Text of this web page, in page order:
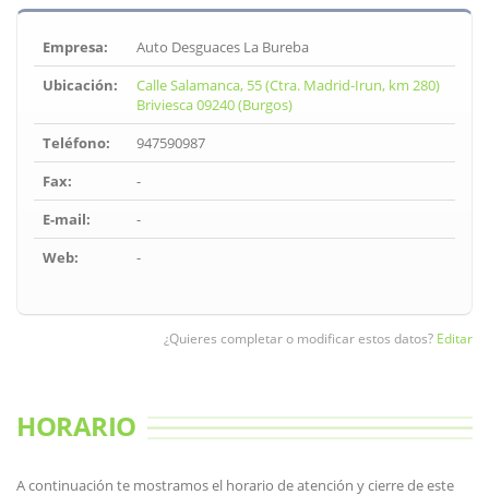
Empresa:
Auto Desguaces La Bureba
Ubicación:
Calle Salamanca, 55 (Ctra. Madrid-Irun, km 280)
Briviesca 09240 (Burgos)
Teléfono:
947590987
Fax:
-
E-mail:
-
Web:
-
¿Quieres completar o modificar estos datos? Editar
HORARIO
A continuación te mostramos el horario de atención y cierre de este